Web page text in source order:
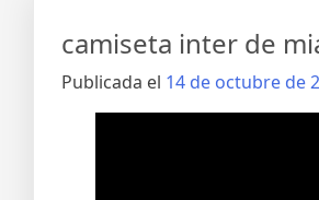
camiseta inter de
Publicada el 14 de octubre de